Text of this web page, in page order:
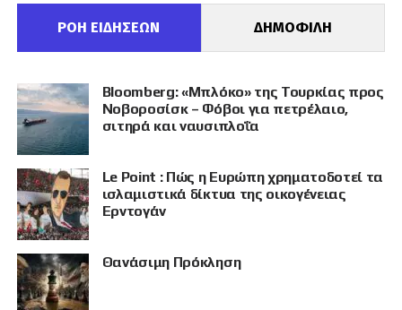
ΡΟΗ ΕΙΔΗΣΕΩΝ ΔΗΜΟΦΙΛΗ
Bloomberg: «Μπλόκο» της Τουρκίας προς
Νοβοροσίσκ – Φόβοι για πετρέλαιο,
σιτηρά και ναυσιπλοΐα
Le Point : Πώς η Ευρώπη χρηματοδοτεί τα
ισλαμιστικά δίκτυα της οικογένειας
Ερντογάν
Θανάσιμη Πρόκληση